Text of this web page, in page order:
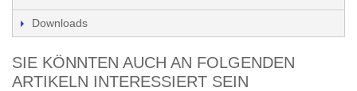
Downloads
SIE KÖNNTEN AUCH AN FOLGENDEN
ARTIKELN INTERESSIERT SEIN